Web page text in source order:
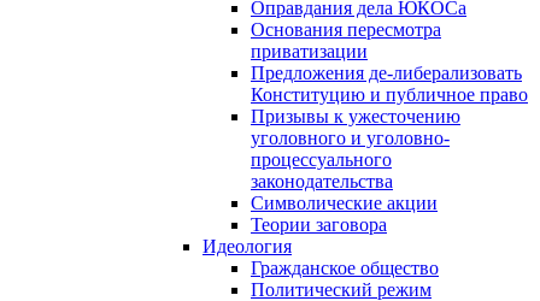
Оправдания дела ЮКОСа
Основания пересмотра
приватизации
Предложения де-либерализовать
Конституцию и публичное право
Призывы к ужесточению
уголовного и уголовно-
процессуального
законодательства
Символические акции
Теории заговора
Идеология
Гражданское общество
Политический режим